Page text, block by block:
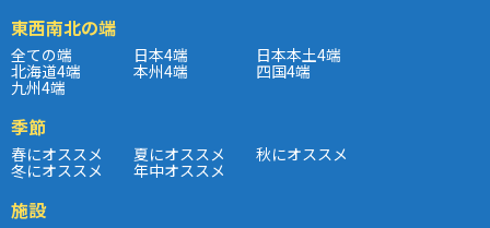
東西南北の端
全ての端 日本4端 日本本土4端
北海道4端 本州4端 四国4端
九州4端
季節
春にオススメ 夏にオススメ 秋にオススメ
冬にオススメ 年中オススメ
施設